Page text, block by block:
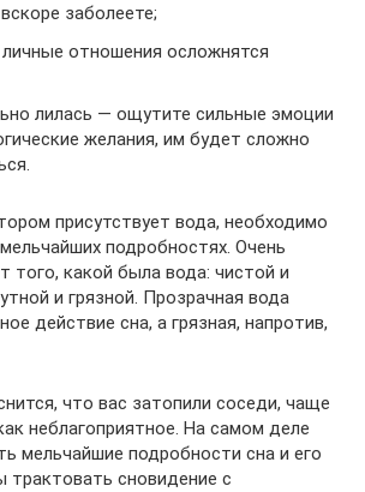
заболеете;
отношения осложнятся
лилась — ощутите сильные эмоции
желания, им будет сложно
присутствует вода, необходимо
подробностях. Очень
того, какой была вода: чистой и
и грязной. Прозрачная вода
действие сна, а грязная, напротив,
что вас затопили соседи, чаще
неблагоприятное. На самом деле
мельчайшие подробности сна и его
трактовать сновидение с